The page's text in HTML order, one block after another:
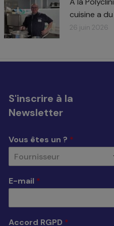
cuisine a
26 juin 2026
S'inscrire à la
Newsletter
Vous êtes un ? *
Fournisseur
E-mail *
Accord RGPD *